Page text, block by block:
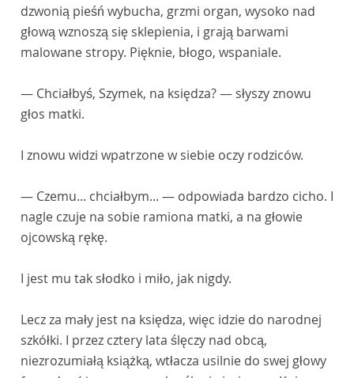
dzwonią pieśń wybucha, grzmi organ, wysoko nad
głową wznoszą się sklepienia, i grają barwami
malowane stropy. Pięknie, błogo, wspaniale.
— Chciałbyś, Szymek, na księdza? — słyszy znowu
głos matki.
I znowu widzi wpatrzone w siebie oczy rodziców.
— Czemu... chciałbym... — odpowiada bardzo cicho. I
nagle czuje na sobie ramiona matki, a na głowie
ojcowską rękę.
I jest mu tak słodko i miło, jak nigdy.
Lecz za mały jest na księdza, więc idzie do narodnej
szkółki. I przez cztery lata ślęczy nad obcą,
niezrozumiałą książką, wtłacza usilnie do swej głowy